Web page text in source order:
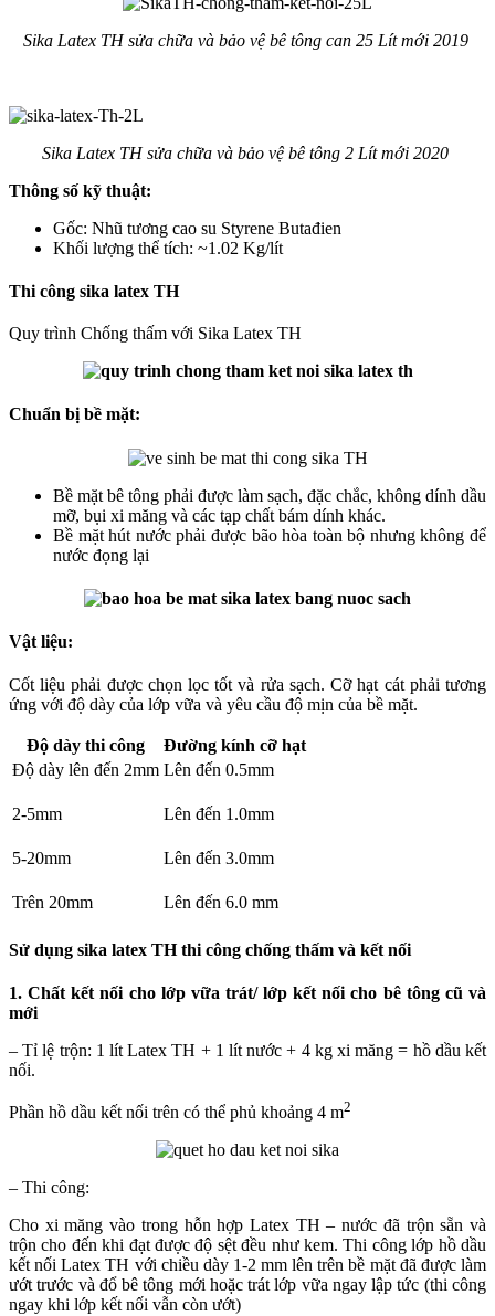
Sika Latex TH sửa chữa và bảo vệ bê tông can 25 Lít mới 2019
Sika Latex TH sửa chữa và bảo vệ bê tông 2 Lít mới 2020
Thông số kỹ thuật:
Gốc: Nhũ tương cao su Styrene Butađien
Khối lượng thể tích: ~1.02 Kg/lít
Thi công sika latex TH
Quy trình Chống thấm với Sika Latex TH
Chuẩn bị bề mặt:
Bề mặt bê tông phải được làm sạch, đặc chắc, không dính dầu
mỡ, bụi xi măng và các tạp chất bám dính khác.
Bề mặt hút nước phải được bão hòa toàn bộ nhưng không để
nước đọng lại
Vật liệu:
Cốt liệu phải được chọn lọc tốt và rửa sạch. Cỡ hạt cát phải tương
ứng với độ dày của lớp vữa và yêu cầu độ mịn của bề mặt.
Độ dày thi công
Đường kính cỡ hạt
Độ dày lên đến 2mm Lên đến 0.5mm
2-5mm Lên đến 1.0mm
5-20mm Lên đến 3.0mm
Trên 20mm Lên đến 6.0 mm
Sử dụng sika latex TH thi công chống thấm và kết nối
1. Chất kết nối cho lớp vữa trát/ lớp kết nối cho bê tông cũ và
mới
– Tỉ lệ trộn: 1 lít Latex TH + 1 lít nước + 4 kg xi măng = hồ dầu kết
nối.
Phần hồ dầu kết nối trên có thể phủ khoảng 4 m2
– Thi công:
Cho xi măng vào trong hỗn hợp Latex TH – nước đã trộn sẵn và
trộn cho đến khi đạt được độ sệt đều như kem. Thi công lớp hồ dầu
kết nối Latex TH với chiều dày 1-2 mm lên trên bề mặt đã được làm
ướt trước và đổ bê tông mới hoặc trát lớp vữa ngay lập tức (thi công
ngay khi lớp kết nối vẫn còn ướt)